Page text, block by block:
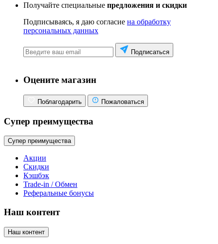
Получайте специальные предложения и скидки
Подписываясь, я даю согласие на обработку
персональных данных
Подписаться
Оцените магазин
Поблагодарить Пожаловаться
Супер преимущества
Супер преимущества
Акции
Скидки
Кэшбэк
Trade-in / Обмен
Реферальные бонусы
Наш контент
Наш контент